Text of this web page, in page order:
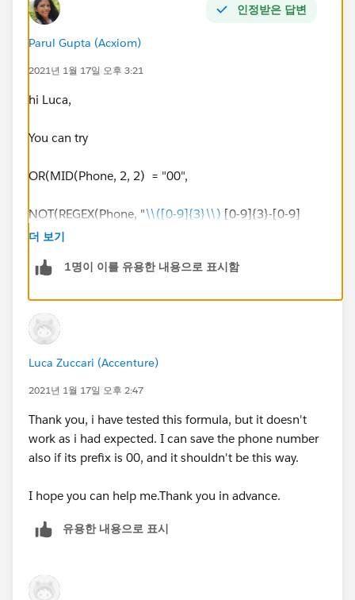
인정받은 답변
Parul Gupta (Acxiom)
2021년 1월 17일 오후 3:21
hi Luca,
You can try
OR(MID(Phone, 2, 2) = "00",
NOT(REGEX(Phone, "\\([0-9]{3}\\) [0-9]{3}-[0-9]
{4}"))
number format or if first 2 digit is 00
or if there is some other number format, and you just
want to check starting 2 digit, you can use
OR(
extsting validation for phone number ,
Left(Phone , 2) = "00"
Thanks
더 보기
1명이 이를 유용한 내용으로 표시함
Luca Zuccari (Accenture)
2021년 1월 17일 오후 2:47
Thank you, i have tested this formula, but it doesn't
work as i had expected. I can save the phone number
also if its prefix is 00, and it shouldn't be this way.
I hope you can help me.Thank you in advance.
유용한 내용으로 표시